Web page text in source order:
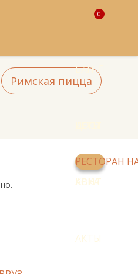
0
БАН
РЕСТОРАН
АВКА
КОНТ
АКТЫ
Римская пицца